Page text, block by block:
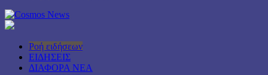
Ροή ειδήσεων
ΕΙΔΗΣΕΙΣ
ΔΙΑΦΟΡΑ ΝΕΑ